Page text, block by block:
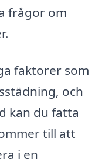
frågor om
faktorer som
och
kan du fatta
till att
i en